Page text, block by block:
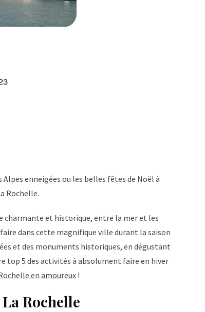
enneigées ou les belles fêtes de Noël à
Rochelle.
charmante et historique, entre la mer et les
dans cette magnifique ville durant la saison
et des monuments historiques, en dégustant
top 5 des activités à absolument faire en hiver
en amoureux !
Rochelle